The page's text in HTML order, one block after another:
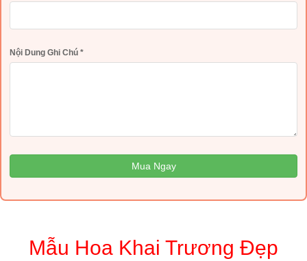
Nội Dung Ghi Chú *
Mua Ngay
Mẫu Hoa Khai Trương Đẹp